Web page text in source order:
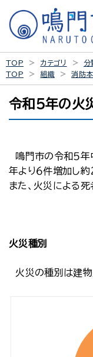
TOP カテゴリ 分
TOP
組織 消防
令和５年の火
鳴門市の令和５年
年より６件増加し約
また、火災による死
火災種別
火災の種別は建物